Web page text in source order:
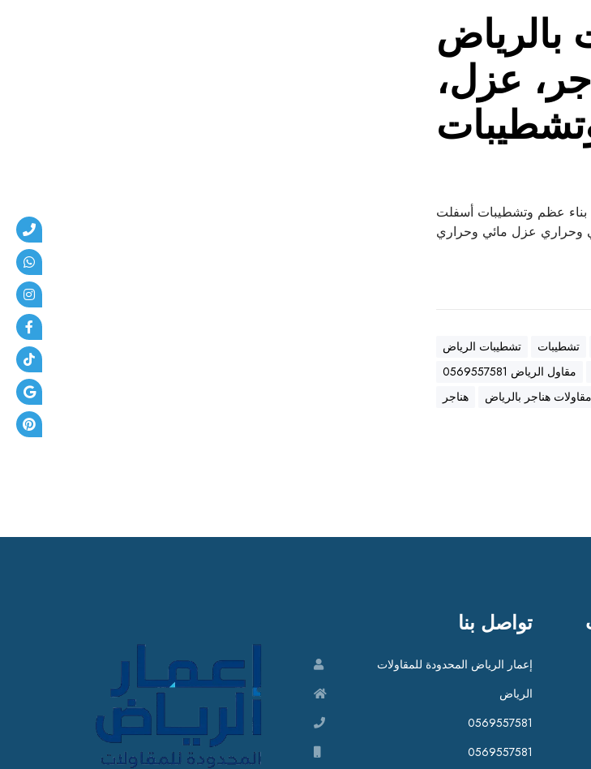
ا
بالرياض
عزل،
عظم وتشطيبات أسفلت
عزل مائي وحراري
تشطيبات
تشطيبات الرياض
مقاول الرياض 0569557581
مقاولات هناجر بالرياض هناجر
تواصل بنا
إعمار الرياض المحدودة للمقاولات
الرياض
0569557581
0569557581